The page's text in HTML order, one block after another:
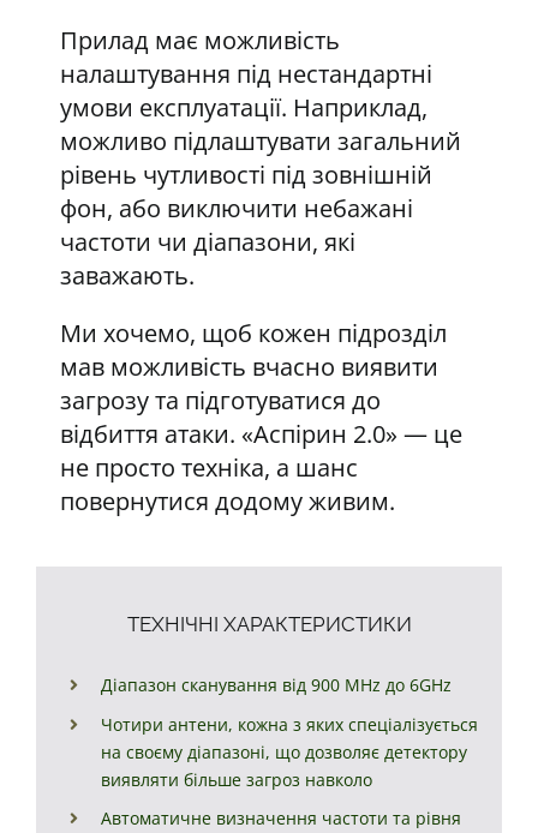
Прилад має можливість
налаштування під нестандартні
умови експлуатації. Наприклад,
можливо підлаштувати загальний
рівень чутливості під зовнішній
фон, або виключити небажані
частоти чи діапазони, які
заважають.
Ми хочемо, щоб кожен підрозділ
мав можливість вчасно виявити
загрозу та підготуватися до
відбиття атаки. «Аспірин 2.0» — це
не просто техніка, а шанс
повернутися додому живим.
ТЕХНІЧНІ ХАРАКТЕРИСТИКИ
Діапазон сканування від 900 MHz до 6GHz
Чотири антени, кожна з яких спеціалізується
на своєму діапазоні, що дозволяє детектору
виявляти більше загроз навколо
Автоматичне визначення частоти та рівня